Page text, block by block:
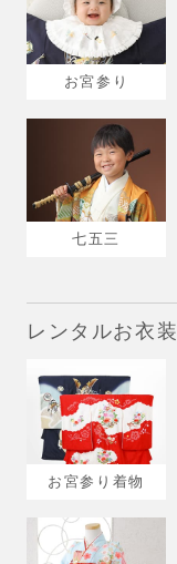
お宮参り
七五三
レンタルお衣装
お宮参り着物